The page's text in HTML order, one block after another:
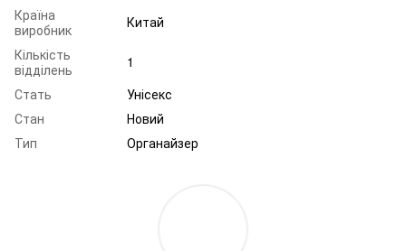
Країна
виробник
Китай
Кількість
відділень
1
Стать
Унісекс
Стан
Новий
Тип
Органайзер